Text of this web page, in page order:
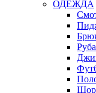
ОДЕЖДА